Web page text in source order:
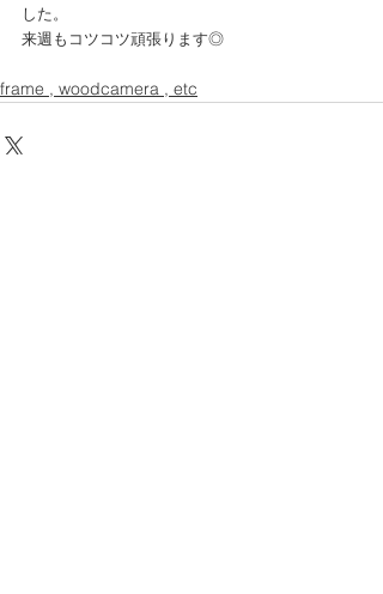
した。
来週もコツコツ頑張ります◎
frame , woodcamera , etc